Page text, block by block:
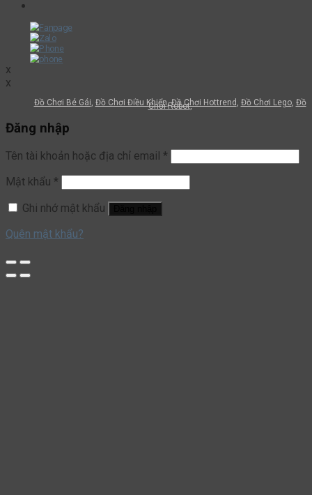
x
x
Đồ Chơi Bé Gái Đồ Chơi Điều Khiển Đồ Chơi Hottrend Đồ Chơi Lego Đồ
Chơi Robot
Đăng nhập
Tên tài khoản hoặc địa chỉ email *
Mật khẩu *
Ghi nhớ mật khẩu
Quên mật khẩu?